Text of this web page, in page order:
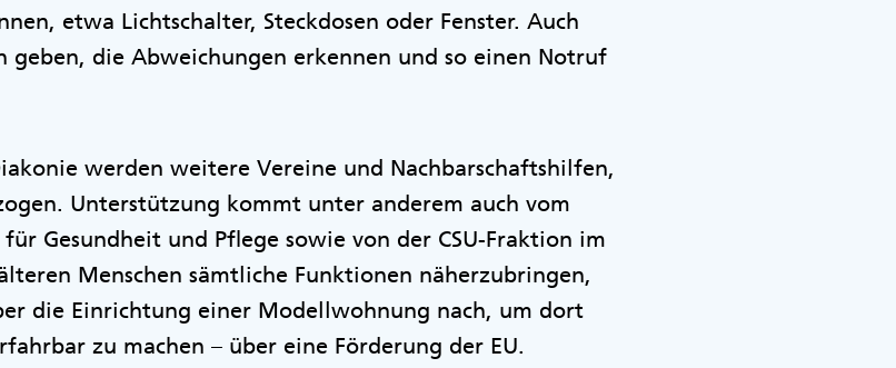
etwa Lichtschalter, Steckdosen oder Fenster. Auch
geben, die Abweichungen erkennen und so einen Notruf
werden weitere Vereine und Nachbarschaftshilfen,
Unterstützung kommt unter anderem auch vom
Gesundheit und Pflege sowie von der CSU-Fraktion im
Menschen sämtliche Funktionen näherzubringen,
die Einrichtung einer Modellwohnung nach, um dort
zu machen – über eine Förderung der EU.